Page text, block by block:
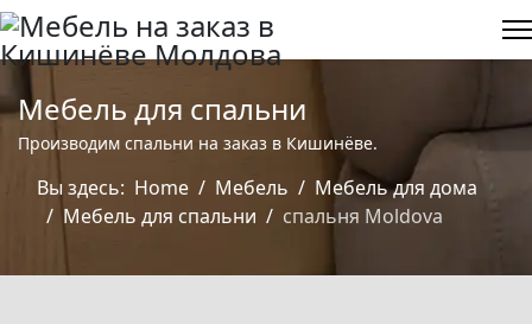
Мебель для спальни
Производим спальни на заказ в Кишинёве.
Вы здесь: Home Мебель
Мебель для дома
Мебель для спальни
спальня Moldova